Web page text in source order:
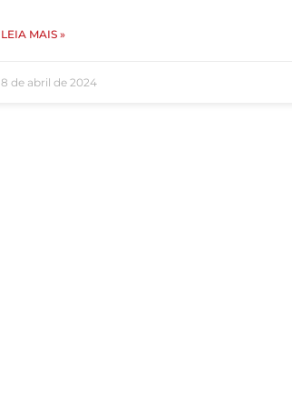
LEIA MAIS »
8 de abril de 2024